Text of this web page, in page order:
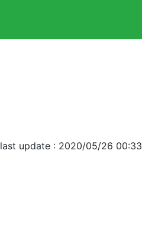
last update : 2020/05/26 00:33